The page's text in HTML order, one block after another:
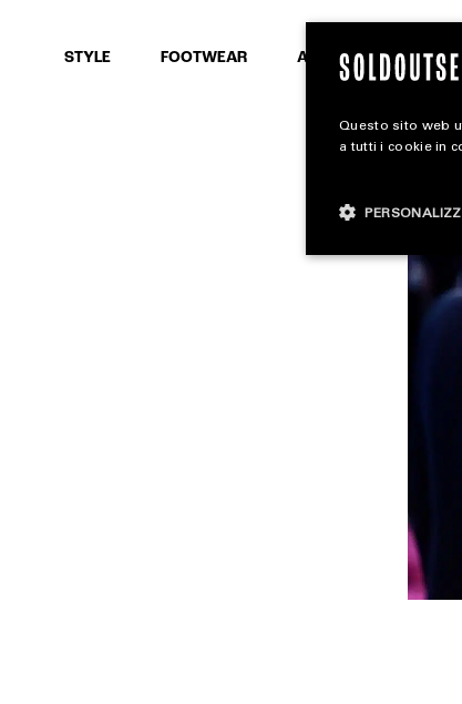
STYLE FOOTWEAR ACCESSORIES
SEARCH
Questo sito web
a tutti i cookie in